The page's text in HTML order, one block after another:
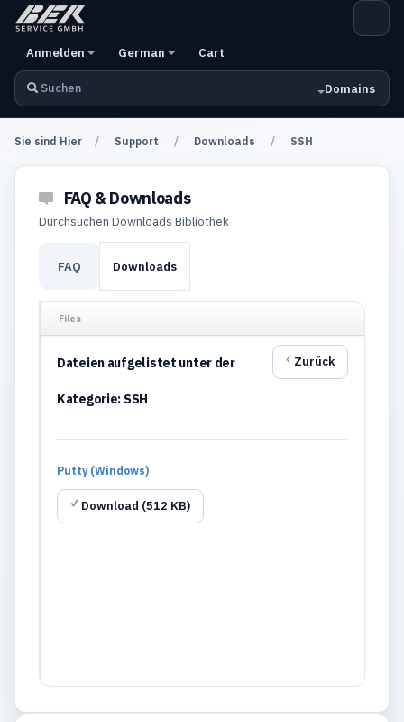
Domains
Anmelden German Cart
Sie sind Hier Support Downloads SSH
FAQ & Downloads
Durchsuchen Downloads Bibliothek
FAQ Downloads
Files
Zurück
Dateien aufgelistet unter der
Kategorie: SSH
Putty (Windows)
Download (512 KB)